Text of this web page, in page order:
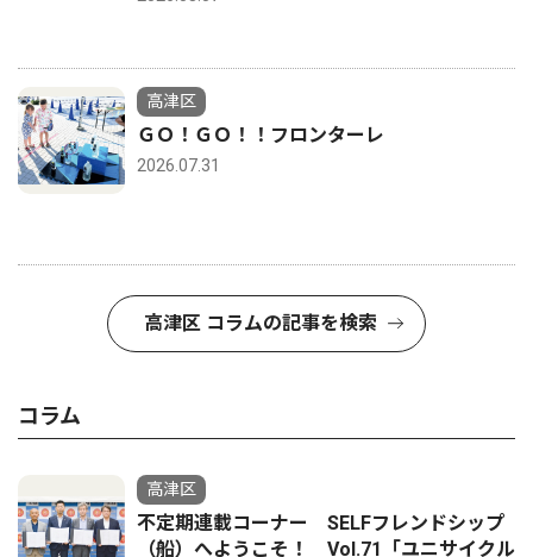
高津区
ＧＯ！ＧＯ！！フロンターレ
2026.07.31
高津区 コラムの記事を検索
コラム
高津区
不定期連載コーナー SELFフレンドシップ
（船）へようこそ！ Vol.71「ユニサイクル